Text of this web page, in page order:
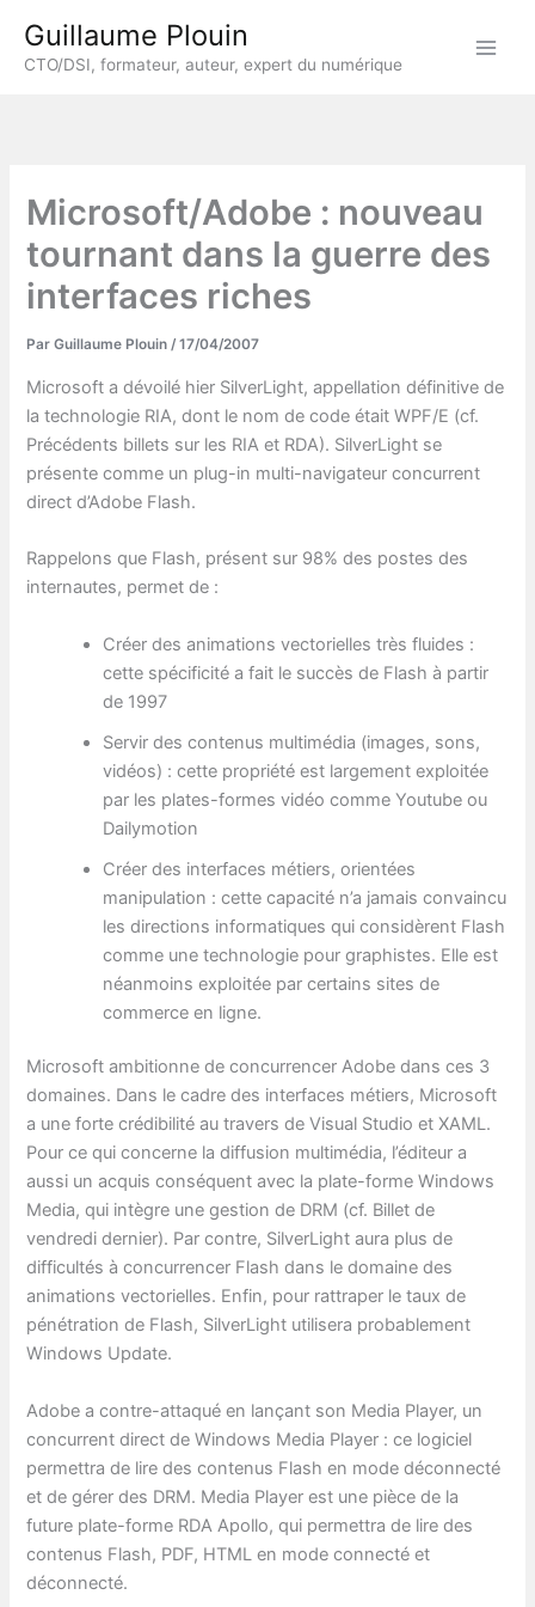
contenu
Guillaume Plouin
CTO/DSI, formateur, auteur, expert du numérique
Microsoft/Adobe : nouveau
tournant dans la guerre des
interfaces riches
ParGuillaume Plouin/17/04/2007
Microsoft a dévoilé hier SilverLight, appellation définitive de
la technologie RIA, dont le nom de code était WPF/E (cf.
Précédents billets sur les RIA et RDA). SilverLight se
présente comme un plug-in multi-navigateur concurrent
direct d’Adobe Flash.
Rappelons que Flash, présent sur 98% des postes des
internautes, permet de :
Créer des animations vectorielles très fluides :
cette spécificité a fait le succès de Flash à partir
de 1997
Servir des contenus multimédia (images, sons,
vidéos) : cette propriété est largement exploitée
par les plates-formes vidéo comme Youtube ou
Dailymotion
Créer des interfaces métiers, orientées
manipulation : cette capacité n’a jamais convaincu
les directions informatiques qui considèrent Flash
comme une technologie pour graphistes. Elle est
néanmoins exploitée par certains sites de
commerce en ligne.
Microsoft ambitionne de concurrencer Adobe dans ces 3
domaines. Dans le cadre des interfaces métiers, Microsoft
a une forte crédibilité au travers de Visual Studio et XAML.
Pour ce qui concerne la diffusion multimédia, l’éditeur a
aussi un acquis conséquent avec la plate-forme Windows
Media, qui intègre une gestion de DRM (cf. Billet de
vendredi dernier). Par contre, SilverLight aura plus de
difficultés à concurrencer Flash dans le domaine des
animations vectorielles. Enfin, pour rattraper le taux de
pénétration de Flash, SilverLight utilisera probablement
Windows Update.
Adobe a contre-attaqué en lançant son Media Player, un
concurrent direct de Windows Media Player : ce logiciel
permettra de lire des contenus Flash en mode déconnecté
et de gérer des DRM. Media Player est une pièce de la
future plate-forme RDA Apollo, qui permettra de lire des
contenus Flash, PDF, HTML en mode connecté et
déconnecté.